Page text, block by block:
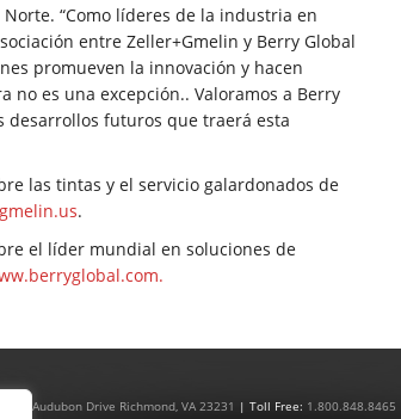
“Como líderes de la industria en
entre Zeller+Gmelin y Berry Global
promueven la innovación y hacen
no es una excepción.. Valoramos a Berry
desarrollos futuros que traerá esta
las tintas y el servicio galardonados de
.
el líder mundial en soluciones de
4801 Audubon Drive Richmond, VA 23231 | Toll Free: 1.800.848.8465